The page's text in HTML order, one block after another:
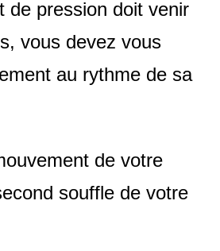
de pression doit venir
vous devez vous
au rythme de sa
de votre
souffle de votre